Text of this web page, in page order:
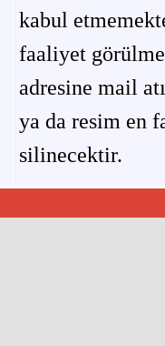
kabul
faaliyet
adresine mail
ya da resim en
silinecektir.